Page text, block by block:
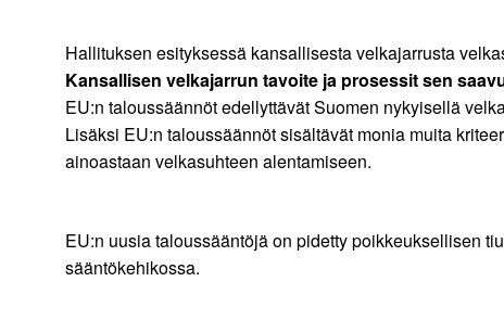
Hallituksen esityksessä kansallisesta velkajarrusta
Kansallisen velkajarrun tavoite ja prosessit sen
EU:n taloussäännöt edellyttävät Suomen nykyisellä
Lisäksi EU:n taloussäännöt sisältävät monia muita
ainoastaan velkasuhteen alentamiseen.
EU:n uusia taloussääntöjä on pidetty poikkeuksellisen
sääntökehikossa.